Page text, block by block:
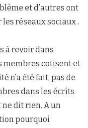
et d’autres ont
réseaux sociaux .
à revoir dans
membres cotisent et
n’a été fait, pas de
dans les écrits
dit rien. A un
pourquoi